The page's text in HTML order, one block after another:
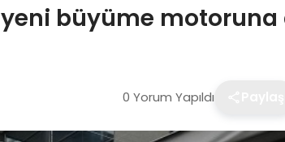
büyüme
0 Yorum Yapıldı